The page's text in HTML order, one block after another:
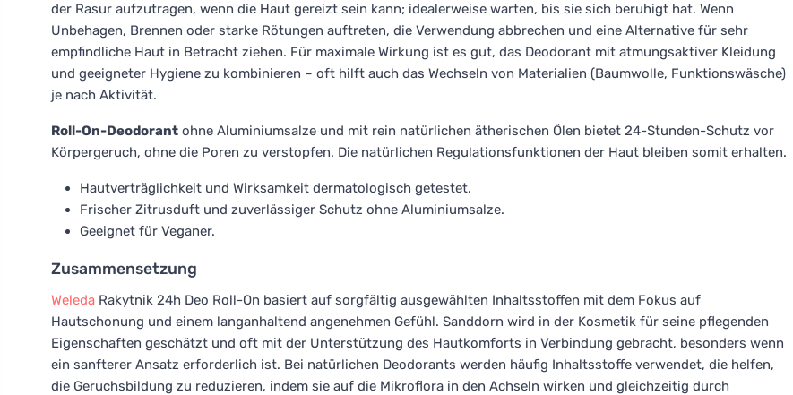
der Rasur aufzutragen, wenn die Haut gereizt sein kann; idealerweise warten, bis sie sich beruhigt hat. Wenn
Unbehagen, Brennen oder starke Rötungen auftreten, die Verwendung abbrechen und eine Alternative für sehr
empfindliche Haut in Betracht ziehen. Für maximale Wirkung ist es gut, das Deodorant mit atmungsaktiver Kleidung
und geeigneter Hygiene zu kombinieren – oft hilft auch das Wechseln von Materialien (Baumwolle, Funktionswäsche)
je nach Aktivität.
Roll-On-Deodorant ohne Aluminiumsalze und mit rein natürlichen ätherischen Ölen bietet 24-Stunden-Schutz vor
Körpergeruch, ohne die Poren zu verstopfen. Die natürlichen Regulationsfunktionen der Haut bleiben somit erhalten.
Hautverträglichkeit und Wirksamkeit dermatologisch getestet.
Frischer Zitrusduft und zuverlässiger Schutz ohne Aluminiumsalze.
Geeignet für Veganer.
Zusammensetzung
Weleda Rakytnik 24h Deo Roll-On basiert auf sorgfältig ausgewählten Inhaltsstoffen mit dem Fokus auf
Hautschonung und einem langanhaltend angenehmen Gefühl. Sanddorn wird in der Kosmetik für seine pflegenden
Eigenschaften geschätzt und oft mit der Unterstützung des Hautkomforts in Verbindung gebracht, besonders wenn
ein sanfterer Ansatz erforderlich ist. Bei natürlichen Deodorants werden häufig Inhaltsstoffe verwendet, die helfen,
die Geruchsbildung zu reduzieren, indem sie auf die Mikroflora in den Achseln wirken und gleichzeitig durch